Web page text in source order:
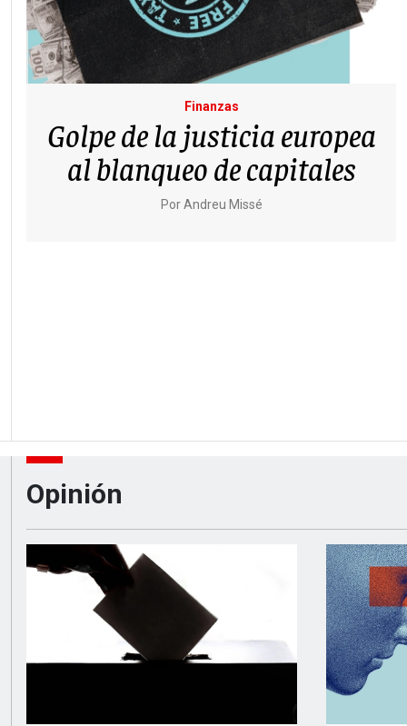
Finanzas
Golpe de la justicia europea
al blanqueo de capitales
PorAndreu Missé
Opinión